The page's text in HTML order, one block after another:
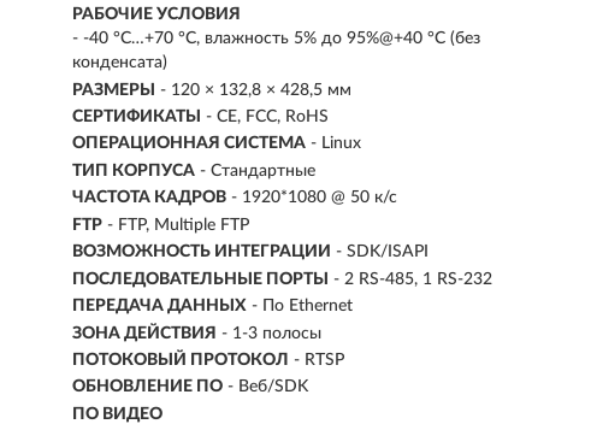
РАБОЧИЕ УСЛОВИЯ
- -40 °C…+70 °C, влажность 5% до 95%@+40 °C (без
конденсата)
РАЗМЕРЫ
- 120 × 132,8 × 428,5 мм
СЕРТИФИКАТЫ
- CE, FCC, RoHS
ОПЕРАЦИОННАЯ СИСТЕМА - Linux
ТИП КОРПУСА - Стандартные
ЧАСТОТА КАДРОВ - 1920*1080 @ 50 к/с
FTP - FTP, Multiple FTP
ВОЗМОЖНОСТЬ ИНТЕГРАЦИИ - SDK/ISAPI
ПОСЛЕДОВАТЕЛЬНЫЕ ПОРТЫ
- 2 RS-485, 1 RS-232
ПЕРЕДАЧА ДАННЫХ - По Ethernet
ЗОНА ДЕЙСТВИЯ - 1-3 полосы
ПОТОКОВЫЙ ПРОТОКОЛ - RTSP
ОБНОВЛЕНИЕ ПО - Веб/SDK
ПО ВИДЕО